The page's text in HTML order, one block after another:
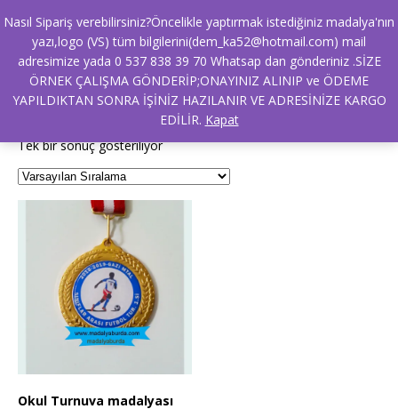
Ana Sayfa / Ürünler “Dart turnuvası” olarak etiketlendi
Dart turnuvası
Tek bir sonuç gösteriliyor
Okul Turnuva madalyası
Nasıl Sipariş verebilirsiniz?Öncelikle yaptırmak istediğiniz madalya'nın
yazı,logo (VS) tüm bilgilerini(dem_ka52@hotmail.com) mail
adresimize yada 0 537 838 39 70 Whatsap dan gönderiniz .SİZE
ÖRNEK ÇALIŞMA GÖNDERİP;ONAYINIZ ALINIP ve ÖDEME
YAPILDIKTAN SONRA İŞİNİZ HAZILANIR VE ADRESİNİZE KARGO
EDİLİR. Kapat